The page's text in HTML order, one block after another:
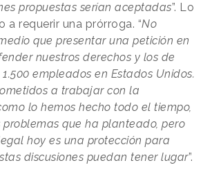
propuestas serían aceptadas”. Lo
a requerir una prórroga. “No
que presentar una petición en
nuestros derechos y los de
empleados en Estados Unidos.
a trabajar con la
lo hemos hecho todo el tiempo,
que ha planteado, pero
hoy es una protección para
discusiones puedan tener lugar”.